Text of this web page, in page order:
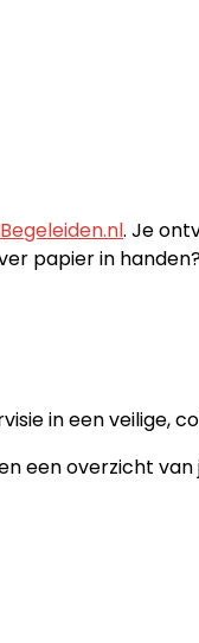
. Je
papier in
in een veilige,
een overzicht